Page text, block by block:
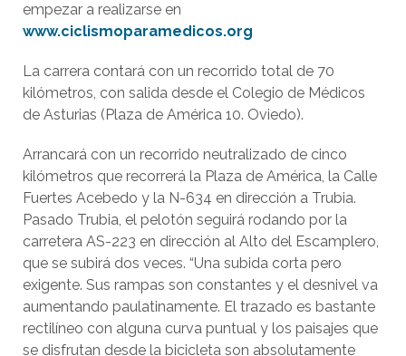
empezar a realizarse en
www.ciclismoparamedicos.org
La carrera contará con un recorrido total de 70
kilómetros, con salida desde el Colegio de Médicos
de Asturias (Plaza de América 10. Oviedo).
Arrancará con un recorrido neutralizado de cinco
kilómetros que recorrerá la Plaza de América, la Calle
Fuertes Acebedo y la N-634 en dirección a Trubia.
Pasado Trubia, el pelotón seguirá rodando por la
carretera AS-223 en dirección al Alto del Escamplero,
que se subirá dos veces. “Una subida corta pero
exigente. Sus rampas son constantes y el desnivel va
aumentando paulatinamente. El trazado es bastante
rectilíneo con alguna curva puntual y los paisajes que
se disfrutan desde la bicicleta son absolutamente